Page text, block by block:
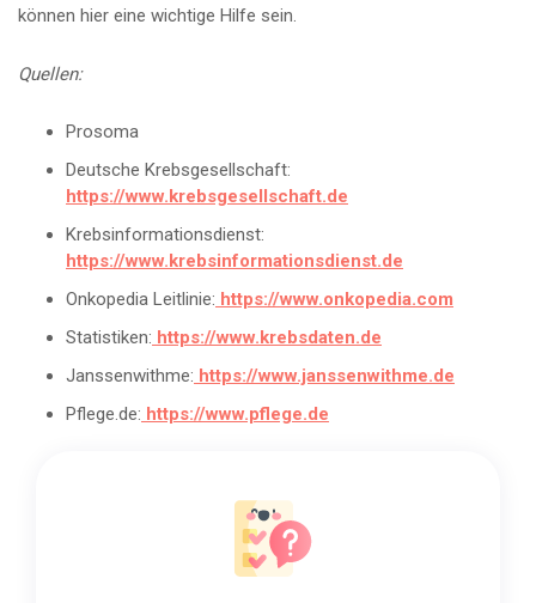
können hier eine wichtige Hilfe sein.
Quellen:
Prosoma
Deutsche Krebsgesellschaft:
https://www.krebsgesellschaft.de
Krebsinformationsdienst:
https://www.krebsinformationsdienst.de
Onkopedia Leitlinie: https://www.onkopedia.com
Statistiken: https://www.krebsdaten.de
Janssenwithme: https://www.janssenwithme.de
Pflege.de: https://www.pflege.de